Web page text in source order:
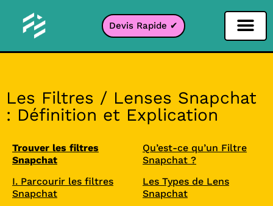
Devis Rapide ✔
Les Filtres / Lenses Snapchat
: Définition et Explication
Trouver les filtres
Snapchat
I. Parcourir les filtres
Snapchat
Qu’est-ce qu’un Filtre
Snapchat ?
Les Types de Lens
Snapchat